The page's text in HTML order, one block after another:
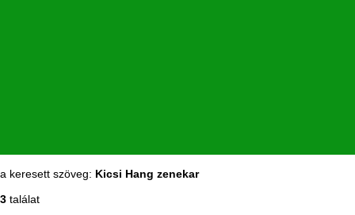
a keresett szöveg: Kicsi Hang zenekar
3 találat